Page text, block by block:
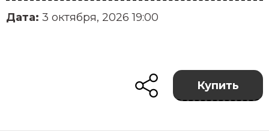
Дата: 3 октября, 2026 19:00
Купить